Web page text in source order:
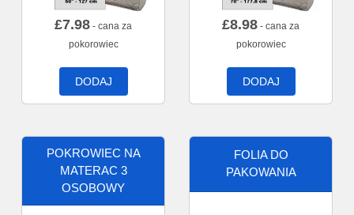
£7.98 - cana za
pokorowiec
DODAJ
£8.98 - cana za
pokorowiec
DODAJ
POKROWIEC NA
MATERAC 3
OSOBOWY
FOLIA DO
PAKOWANIA